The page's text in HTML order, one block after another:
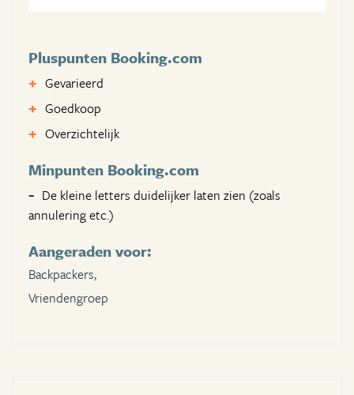
Pluspunten Booking.com
Gevarieerd
Goedkoop
Overzichtelijk
Minpunten Booking.com
De kleine letters duidelijker laten zien (zoals
annulering etc.)
Aangeraden voor:
Backpackers,
Vriendengroep